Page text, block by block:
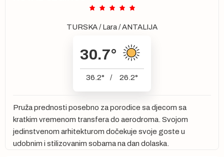
TURSKA/Lara/ANTALIJA
30.7°
36.2° / 26.2°
Pruža prednosti posebno za porodice sa djecom sa
kratkim vremenom transfera do aerodroma. Svojom
jedinstvenom arhitekturom dočekuje svoje goste u
udobnim i stilizovanim sobama na dan dolaska.